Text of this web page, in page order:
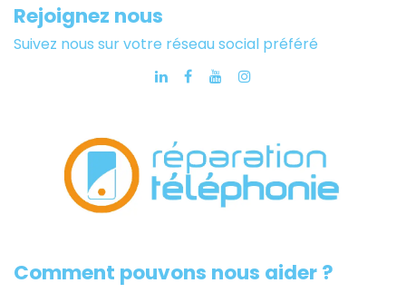
Rejoignez nous
Suivez nous sur votre réseau social préféré
Comment pouvons nous aider ?